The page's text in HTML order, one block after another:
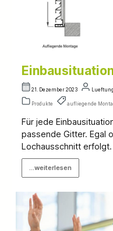
21. Dezember 2023
Produkte aufliegende
Für jede
passende Gitter. Egal
Lochausschnitt erfolgt.
...weiterlesen